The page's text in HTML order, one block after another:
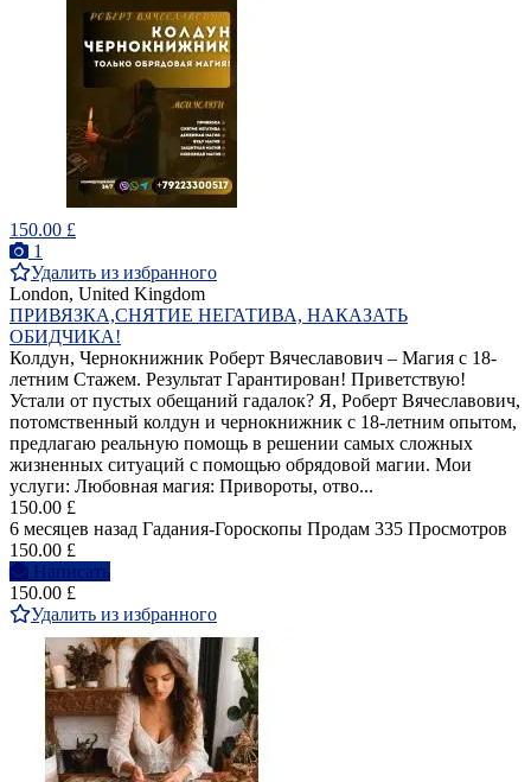
150.00 £
1
Удалить из избранного
London, United Kingdom
ПРИВЯЗКА,СНЯТИЕ НЕГАТИВА, НАКАЗАТЬ
ОБИДЧИКА!
Колдун, Чернокнижник Роберт Вячеславович – Магия с 18-
летним Стажем. Результат Гарантирован! Приветствую!
Устали от пустых обещаний гадалок? Я, Роберт Вячеславович,
потомственный колдун и чернокнижник с 18-летним опытом,
предлагаю реальную помощь в решении самых сложных
жизненных ситуаций с помощью обрядовой магии. Мои
услуги: Любовная магия: Привороты, отво...
150.00 £
6 месяцев назад Гадания-Гороскопы Продам 335 Просмотров
150.00 £
Написать
150.00 £
Удалить из избранного